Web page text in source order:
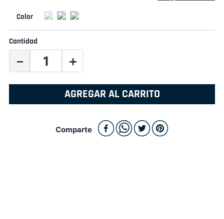
Cantidad
＋
－
AGREGAR AL CARRITO
Comparte